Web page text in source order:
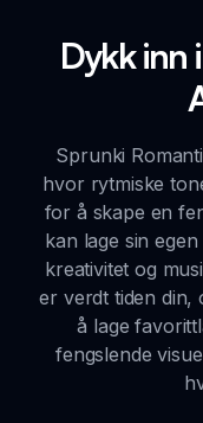
Dykk inn
Sprunki
hvor rytmiske
for å skape en
kan lage sin
kreativitet og
er verdt tiden din,
å lage
fengslende